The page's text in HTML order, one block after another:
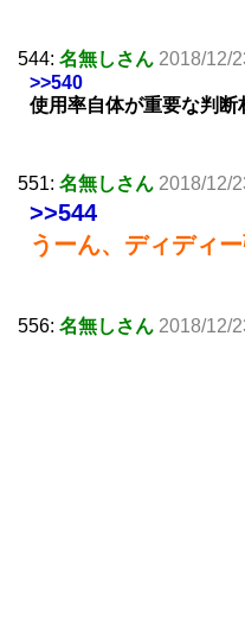
544: 名無しさん 2018/12/
>>540
使用率自体が重要な判断
551: 名無しさん 2018/12/
>>544
うーん、ディディ
556: 名無しさん 2018/12/